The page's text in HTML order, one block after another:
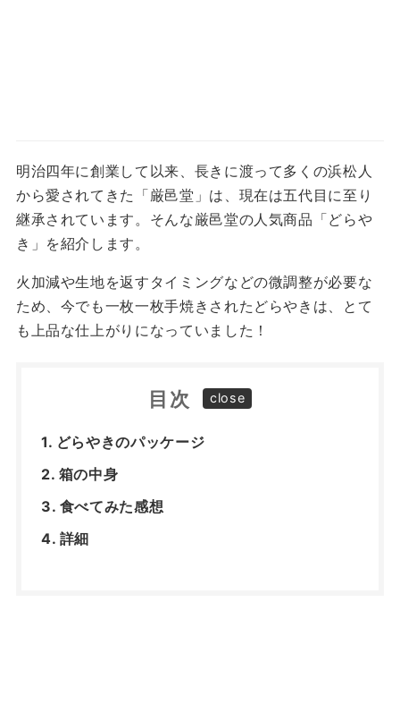
明治四年に創業して以来、長きに渡って多くの浜松人
から愛されてきた「厳邑堂」は、現在は五代目に至り
継承されています。そんな厳邑堂の人気商品「どらや
き」を紹介します。
火加減や生地を返すタイミングなどの微調整が必要な
ため、今でも一枚一枚手焼きされたどらやきは、とて
も上品な仕上がりになっていました！
目次
どらやきのパッケージ
箱の中身
食べてみた感想
詳細